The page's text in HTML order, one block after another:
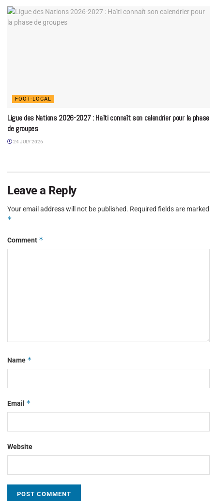
FOOT-LOCAL
Ligue des Nations 2026-2027 : Haïti connaît son calendrier pour la phase
de groupes
24 JULY 2026
Leave a Reply
Your email address will not be published. Required fields are marked
*
Comment *
Name *
Email *
Website